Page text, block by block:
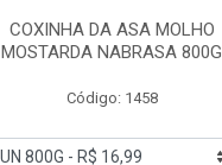
COXINHA DA ASA MOLHO
MOSTARDA NABRASA 800G
Código: 1458